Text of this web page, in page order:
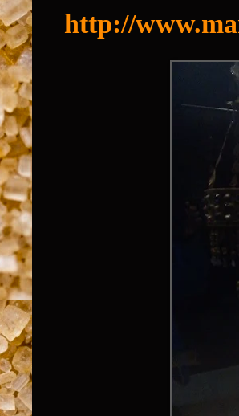
http://